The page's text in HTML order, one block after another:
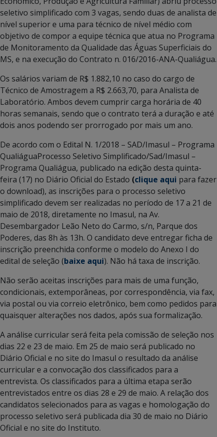
seletivo simplificado com 3 vagas, sendo duas de analista de
nível superior e uma para técnico de nível médio com
objetivo de compor a equipe técnica que atua no Programa
de Monitoramento da Qualidade das Águas Superficiais do
MS, e na execução do Contrato n. 016/2016-ANA-Qualiágua.
Os salários variam de R$ 1.882,10 no caso do cargo de
Técnico de Amostragem a R$ 2.663,70, para Analista de
Laboratório. Ambos devem cumprir carga horária de 40
horas semanais, sendo que o contrato terá a duração e até
dois anos podendo ser prorrogado por mais um ano.
De acordo com o Edital N. 1/2018 – SAD/Imasul – Programa
QualiáguaProcesso Seletivo Simplificado/Sad/Imasul –
Programa Qualiágua, publicado na edição desta quinta-
feira (17) no Diário Oficial do Estado (clique aqui para fazer
o download), as inscrições para o processo seletivo
simplificado devem ser realizadas no período de 17 a 21 de
maio de 2018, diretamente no Imasul, na Av.
Desembargador Leão Neto do Carmo, s/n, Parque dos
Poderes, das 8h às 13h. O candidato deve entregar ficha de
inscrição preenchida conforme o modelo do Anexo I do
edital de seleção (baixe aqui). Não há taxa de inscrição.
Não serão aceitas inscrições para mais de uma função,
condicionais, extemporâneas, por correspondência, via fax,
via postal ou via correio eletrônico, bem como pedidos para
quaisquer alterações nos dados, após sua formalização.
A análise curricular será feita pela comissão de seleção nos
dias 22 e 23 de maio. Em 25 de maio será publicado no
Diário Oficial e no site do Imasul o resultado da análise
curricular e a convocação dos classificados para a
entrevista. Os classificados para a última etapa serão
entrevistados entre os dias 28 e 29 de maio. A relação dos
candidatos selecionados para as vagas e homologação do
processo seletivo será publicada dia 30 de maio no Diário
Oficial e no site do Instituto.